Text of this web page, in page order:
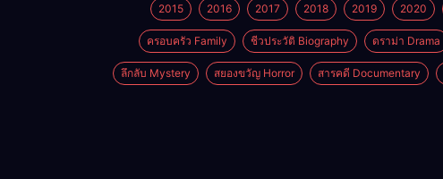
2015 2016 2017 2018 2019 2020
ครอบครัว Family ชีวประวัติ Biography ดราม่า Drama
ลึกลับ Mystery สยองขวัญ Horror สารคดี Documentary